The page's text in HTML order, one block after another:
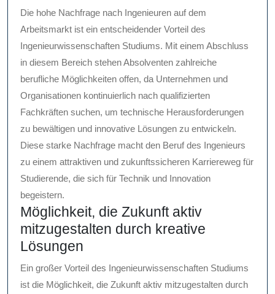
Die hohe Nachfrage nach Ingenieuren auf dem
Arbeitsmarkt ist ein entscheidender Vorteil des
Ingenieurwissenschaften Studiums. Mit einem Abschluss
in diesem Bereich stehen Absolventen zahlreiche
berufliche Möglichkeiten offen, da Unternehmen und
Organisationen kontinuierlich nach qualifizierten
Fachkräften suchen, um technische Herausforderungen
zu bewältigen und innovative Lösungen zu entwickeln.
Diese starke Nachfrage macht den Beruf des Ingenieurs
zu einem attraktiven und zukunftssicheren Karriereweg für
Studierende, die sich für Technik und Innovation
begeistern.
Möglichkeit, die Zukunft aktiv
mitzugestalten durch kreative
Lösungen
Ein großer Vorteil des Ingenieurwissenschaften Studiums
ist die Möglichkeit, die Zukunft aktiv mitzugestalten durch